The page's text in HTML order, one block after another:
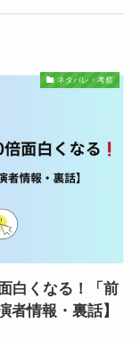
ネタバレ・考察
白くなる！「前
者情報・裏話】